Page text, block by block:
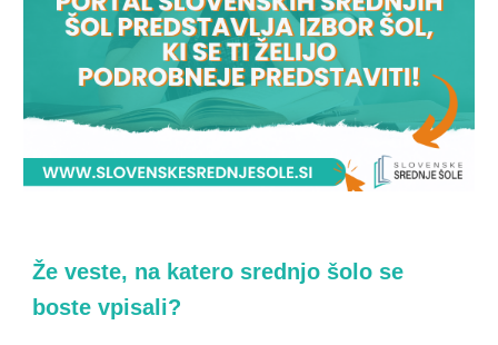
Že veste, na katero srednjo šolo se
boste vpisali?